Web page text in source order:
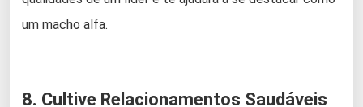
um macho alfa.
8. Cultive Relacionamentos Saudáveis